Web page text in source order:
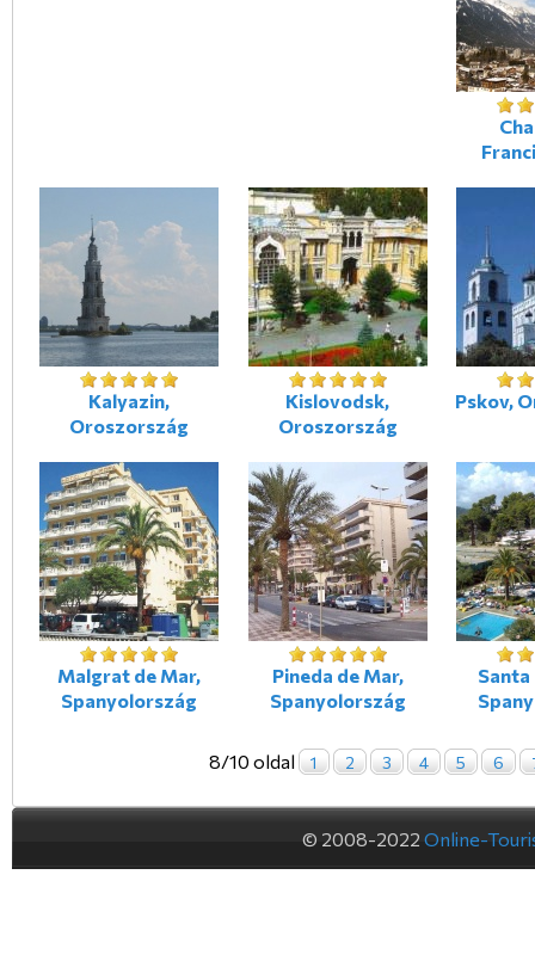
Kalyazin,
Oroszország
Kislovodsk,
Oroszország
Pskov,
Malgrat de Mar,
Spanyolország
Pineda de Mar,
Spanyolország
Santa
8/10 oldal 1 2 3 4 5 6
© 2008-2022 Online-